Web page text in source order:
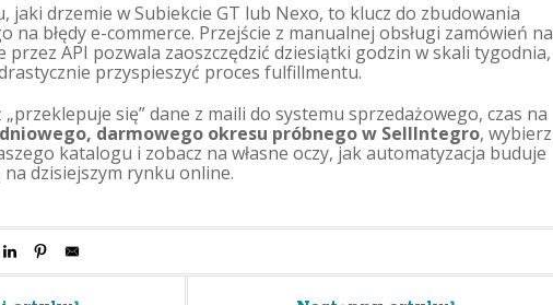
jaki drzemie w Subiekcie GT lub Nexo, to klucz do zbudowania
błędy e-commerce. Przejście z manualnej obsługi zamówień na
API pozwala zaoszczędzić dziesiątki godzin w skali tygodnia,
przyspieszyć proces fulfillmentu.
się” dane z maili do systemu sprzedażowego, czas na
darmowego okresu próbnego w SellIntegro, wybierz
katalogu i zobacz na własne oczy, jak automatyzacja buduje
dzisiejszym rynku online.